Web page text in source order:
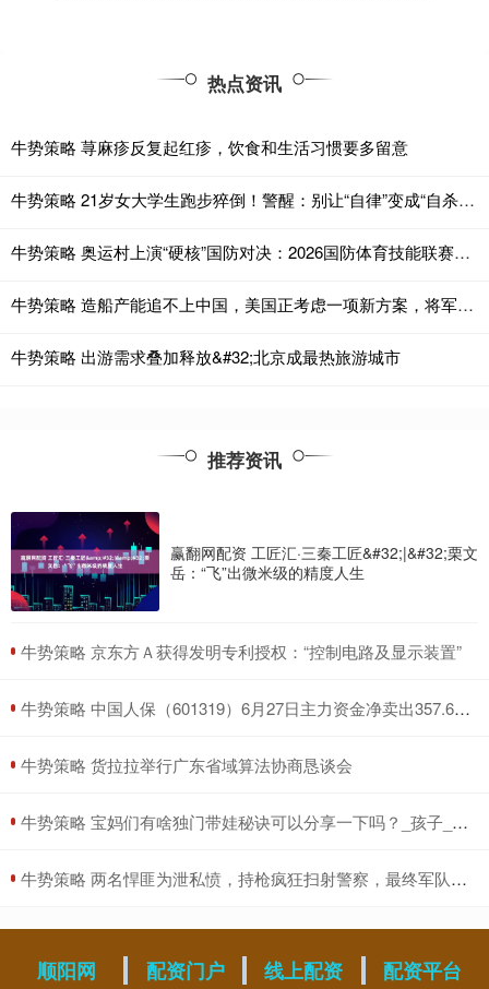
热点资讯
牛势策略 荨麻疹反复起红疹，饮食和生活习惯要多留意
牛势策略 21岁女大学生跑步猝倒！警醒：别让“自律”变成“自杀”！
牛势策略 奥运村上演“硬核”国防对决：2026国防体育技能联赛点燃全民热情
牛势策略 造船产能追不上中国，美国正考虑一项新方案，将军舰的设计和建造外包给日韩！
牛势策略 出游需求叠加释放&#32;北京成最热旅游城市
推荐资讯
赢翻网配资 工匠汇·三秦工匠&#32;|&#32;栗文
岳：“飞”出微米级的精度人生
​牛势策略 京东方Ａ获得发明专利授权：“控制电路及显示装置”
​牛势策略 中国人保（601319）6月27日主力资金净卖出357.69万元
​牛势策略 货拉拉举行广东省域算法协商恳谈会
​牛势策略 宝妈们有啥独门带娃秘诀可以分享一下吗？_孩子_家长_父母
​牛势策略 两名悍匪为泄私愤，持枪疯狂扫射警察，最终军队出动坦克将其击毙_凌国梁_王敏_徐忠
顺阳网 配资门户 线上配资 配资平台